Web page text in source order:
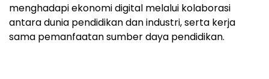
menghadapi ekonomi digital melalui kolaborasi
antara dunia pendidikan dan industri, serta kerja
sama pemanfaatan sumber daya pendidikan.